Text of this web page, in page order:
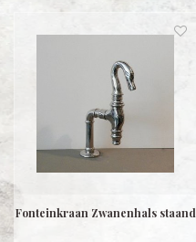
Fonteinkraan Zwanenhals staand